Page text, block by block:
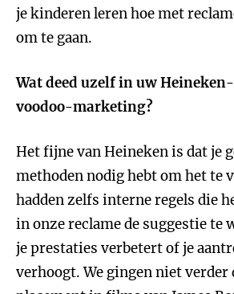
je kinderen leren hoe met
om te gaan.
Wat deed uzelf in uw
voodoo-marketing?
Het fijne van Heineken is dat je
methoden nodig hebt om het te
hadden zelfs interne regels die
in onze reclame de suggestie te
je prestaties verbetert of je
verhoogt. We gingen niet verder